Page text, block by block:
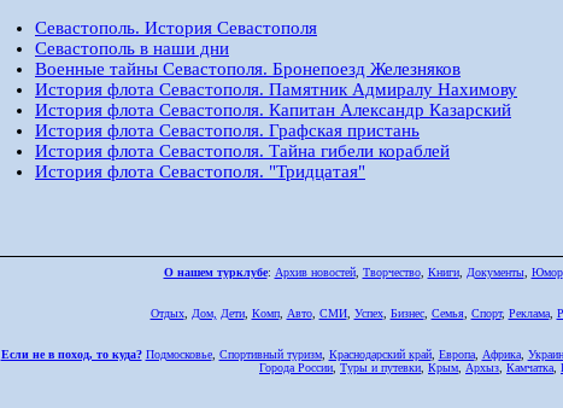
Севастополь. История Севастополя
Севастополь в наши дни
Военные тайны Севастополя. Бронепоезд Железняков
История флота Севастополя. Памятник Адмиралу Нахимову
История флота Севастополя. Капитан Александр Казарский
История флота Севастополя. Графская пристань
История флота Севастополя. Тайна гибели кораблей
История флота Севастополя. "Тридцатая"
О нашем турклубе: Архив новостей, Творчество, Книги, Документы, Юмор,
Отдых, Дом, Дети, Комп, Авто, СМИ, Успех, Бизнес, Семья, Спорт, Реклама,
Если не в поход, то куда? Подмосковье, Спортивный туризм, Краснодарский край, Европа, Африка,
Города России Туры и путевки Крым Архыз Камчатка